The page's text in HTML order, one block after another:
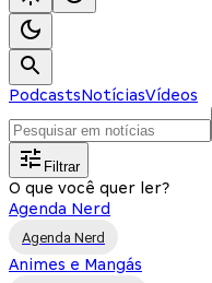
PodcastsNotíciasVídeos
Filtrar
O que você quer ler?
Agenda Nerd
Agenda Nerd
Animes e Mangás